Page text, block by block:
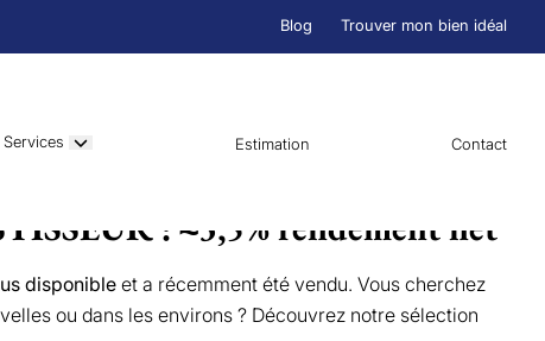
Blog Trouver mon bien idéal
Services Estimation Contact
: ≈3,5% rendement net
disponible et a récemment été vendu. Vous cherchez
ou dans les environs ? Découvrez notre sélection